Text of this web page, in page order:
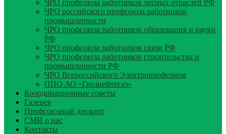
ЧРО профсоюза работников лесных отраслей РФ
ЧРО российского профсоюза работников
промышленности
ЧРО профсоюза работников образования и науки
РФ
ЧРО профсоюза работников связи РФ
ЧРО профсоюза работников строительства и
промышленности РФ
ЧРО Всероссийского Электропрофсоюза
ППО АО «Грознефтегаз»
Координационные советы
Галерея
Профсоюзный дисконт
СМИ о нас
Контакты